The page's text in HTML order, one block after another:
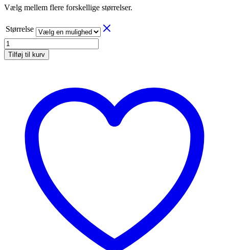
Vælg mellem flere forskellige størrelser.
Størrelse
Diederick
bloklys
hvid,
Tilføj til kurv